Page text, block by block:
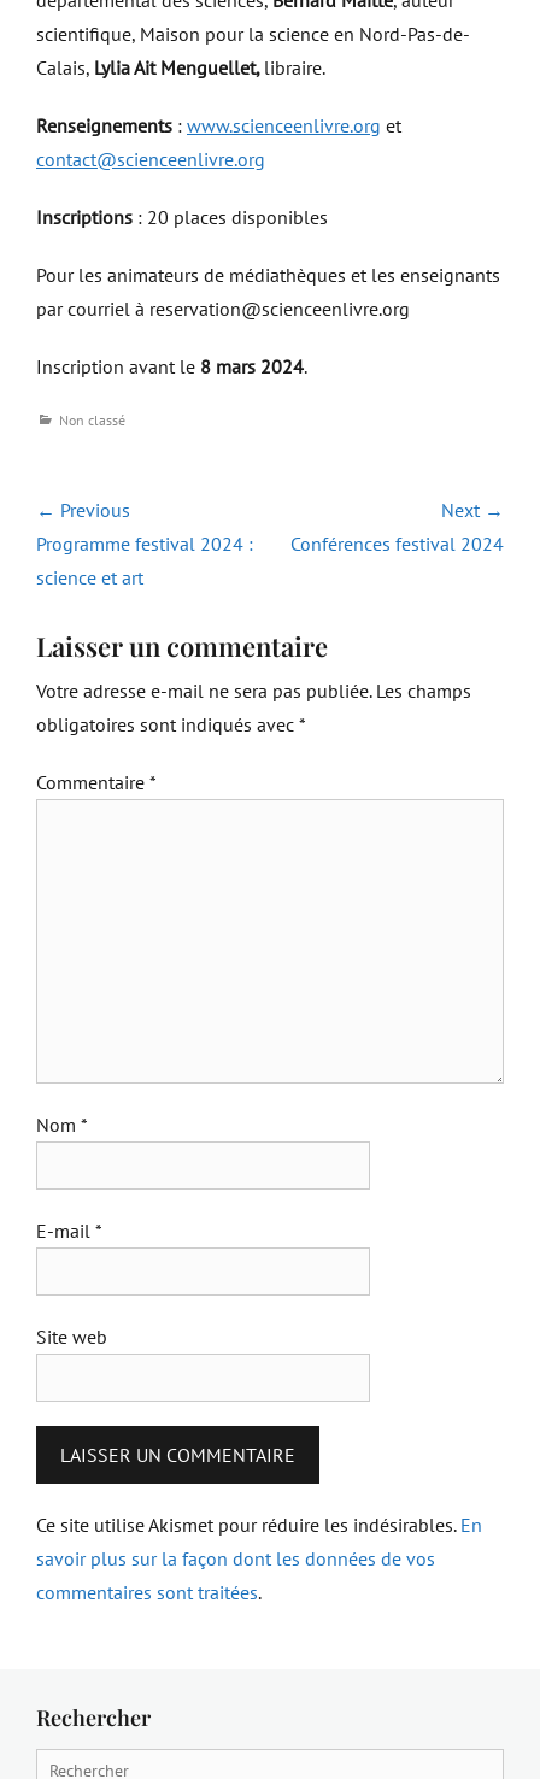
scientifique, Maison pour la science en Nord-Pas-de-
Calais, Lylia Ait Menguellet, libraire.
Renseignements : www.scienceenlivre.org et
contact@scienceenlivre.org
Inscriptions : 20 places disponibles
Pour les animateurs de médiathèques et les enseignants
par courriel à reservation@scienceenlivre.org
Inscription avant le 8 mars 2024.
Categories
Non classé
Navigation
de
l’article
← Previous
Previous
post:
Programme festival 2024 :
science et art
Next →
NextConférences festival 2024
Laisser un commentaire
Votre adresse e-mail ne sera pas publiée. Les champs
obligatoires sont indiqués avec *
Commentaire *
Nom *
E-mail *
Site web
Ce site utilise Akismet pour réduire les indésirables. En
savoir plus sur la façon dont les données de vos
commentaires sont traitées.
Rechercher
Search